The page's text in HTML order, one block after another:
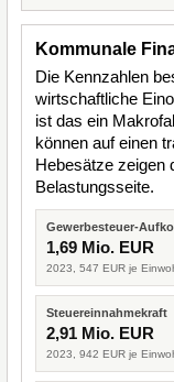
Kommunale
Die Kennzahlen
wirtschaftliche
ist das ein
können auf einen
Hebesätze zeigen
Belastungsseite.
Gewerbesteuer-
1,69 Mio. EUR
2023, 547 EUR je
Steuereinnahmekraft
2,91 Mio. EUR
2023, 942 EUR je